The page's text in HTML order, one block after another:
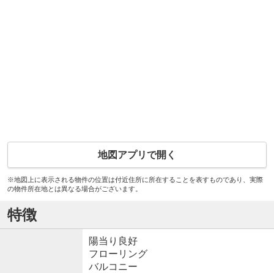
地図アプリで開く
※地図上に表示される物件の位置は付近住所に所在することを表すものであり、実際
の物件所在地とは異なる場合がございます。
特徴
陽当り良好
フローリング
バルコニー